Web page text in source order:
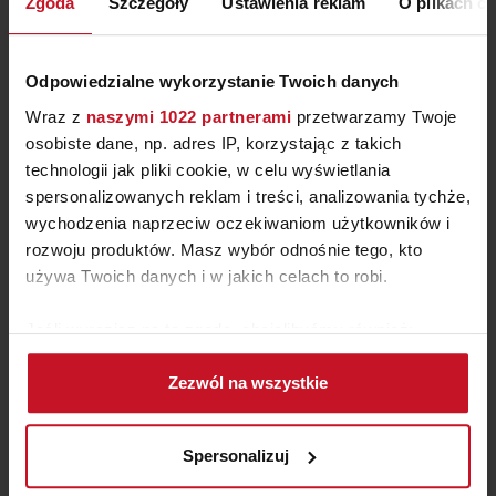
Odpowiedzialne wykorzystanie Twoich danych
Wraz z naszymi 1022 partnerami przetwarzamy Twoje
osobiste dane, np. adres IP, korzystając z takich
technologii jak pliki cookie, w celu wyświetlania
spersonalizowanych reklam i treści, analizowania tychże,
wychodzenia naprzeciw oczekiwaniom użytkowników i
rozwoju produktów. Masz wybór odnośnie tego, kto
używa Twoich danych i w jakich celach to robi.
Jeśli wyrazisz na to zgodę, chcielibyśmy również:
Gromadzić dane dotyczące Twojej lokalizacji
geograficznej z dokładnością nawet do kilku metrów
Identyfikować Twoje urządzenie, aktywnie
(fingerprinting, czyli wirtualny odcisk palca)
Zezwól na wszystkie
Spersonalizuj
PROSTOKĄTNY 90×60
OD